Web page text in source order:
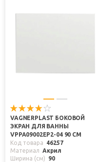
VAGNERPLAST БОКОВОЙ
ЭКРАН ДЛЯ ВАННЫ
VPPA09002EP2-04 90 СМ
Код товара
46257
Материал
Акрил
Ширина (см)
90